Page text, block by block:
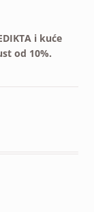
i kuće
od 10%.